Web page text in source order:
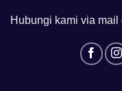
Hubungi kami via mail